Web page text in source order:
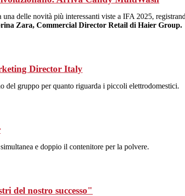
una delle novità più interessanti viste a IFA 2025,
Zara, Commercial Director Retail di Haier Group.
Director Italy
del gruppo per quanto riguarda i piccoli elettrodomestici.
e doppio il contenitore per la polvere.
del nostro successo"